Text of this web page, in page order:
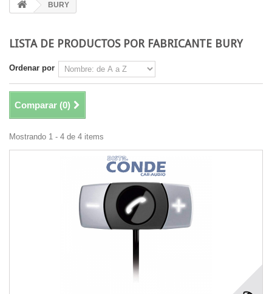
BURY
LISTA DE PRODUCTOS POR FABRICANTE BURY
Ordenar por
Comparar (0)
Mostrando 1 - 4 de 4 items